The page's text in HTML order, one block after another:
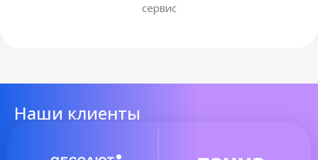
сервис
Наши клиенты